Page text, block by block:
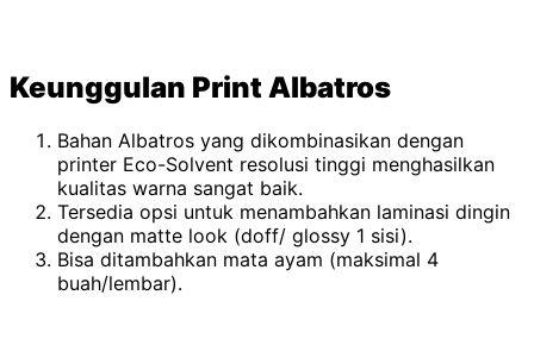
Keunggulan Print Albatros
Bahan Albatros yang dikombinasikan dengan
printer Eco-Solvent resolusi tinggi menghasilkan
kualitas warna sangat baik.
Tersedia opsi untuk menambahkan laminasi dingin
dengan matte look (doff/ glossy 1 sisi).
Bisa ditambahkan mata ayam (maksimal 4
buah/lembar).